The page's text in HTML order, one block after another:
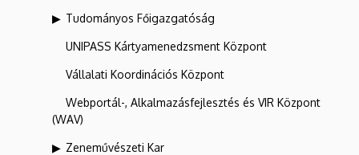
Tudományos Főigazgatóság
UNIPASS Kártyamenedzsment Központ
Vállalati Koordinációs Központ
Webportál-, Alkalmazásfejlesztés és VIR Központ
(WAV)
Zeneművészeti Kar